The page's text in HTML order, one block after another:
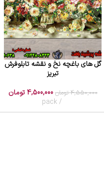
افزودن به سبد خرید
گل های باغچه نخ و نقشه تابلوفرش
تبریز
4,550,000 تومان 4,500,000 تومان
pack